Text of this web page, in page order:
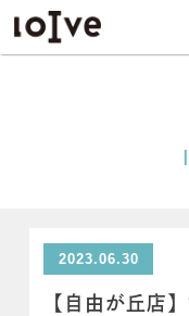
2023.06.30
【自由が丘店